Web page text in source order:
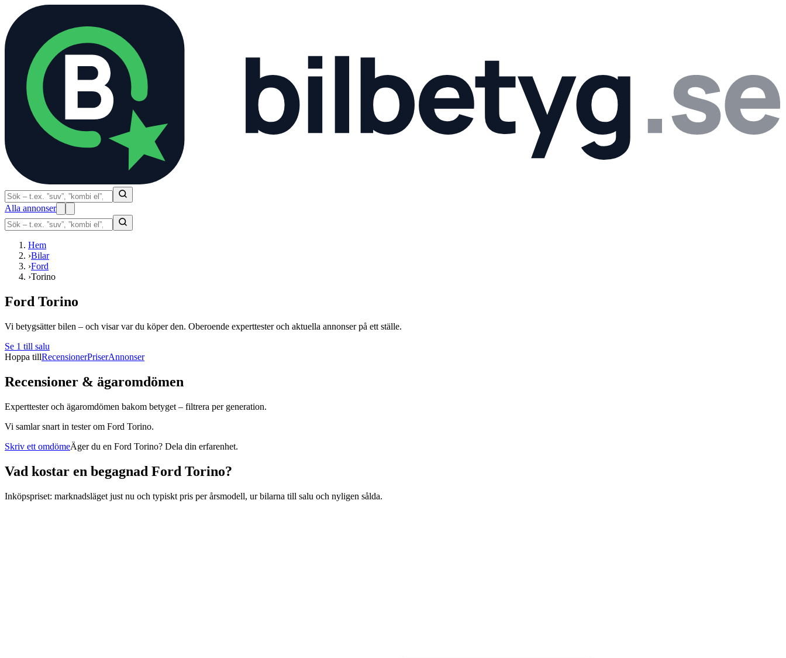
Alla annonser
Hem
›Bilar
›Ford
›Torino
Ford Torino
Vi betygsätter bilen – och visar var du köper den. Oberoende experttester och aktuella annonser på ett ställe.
Se 1 till salu
Hoppa tillRecensionerPriserAnnonser
Recensioner & ägaromdömen
Experttester och ägaromdömen bakom betyget – filtrera per generation.
Vi samlar snart in tester om Ford Torino.
Skriv ett omdömeÄger du en Ford Torino? Dela din erfarenhet.
Vad kostar en begagnad Ford Torino?
Inköpspriset: marknadsläget just nu och typiskt pris per årsmodell, ur bilarna till salu och nyligen sålda.